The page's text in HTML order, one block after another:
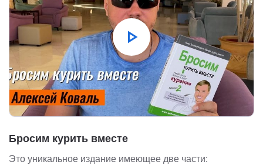
play_arrow
Бросим курить вместе
Это уникальное издание имеющее две части: